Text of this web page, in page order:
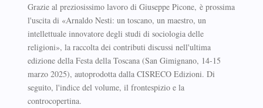
Grazie al preziosissimo lavoro di Giuseppe Picone, è prossima
l'uscita di «Arnaldo Nesti: un toscano, un maestro, un
intellettuale innovatore degli studi di sociologia delle
religioni», la raccolta dei contributi discussi nell'ultima
edizione della Festa della Toscana (San Gimignano, 14-15
marzo 2025), autoprodotta dalla CISRECO Edizioni. Di
seguito, l'indice del volume, il frontespizio e la
controcopertina.